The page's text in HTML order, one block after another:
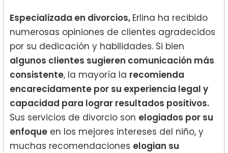
Especializada en divorcios, Erlina ha recibido
numerosas opiniones de clientes agradecidos
por su dedicación y habilidades. Si bien
algunos clientes sugieren comunicación más
consistente, la mayoría la recomienda
encarecidamente por su experiencia legal y
capacidad para lograr resultados positivos.
Sus servicios de divorcio son elogiados por su
enfoque en los mejores intereses del niño, y
muchas recomendaciones elogian su